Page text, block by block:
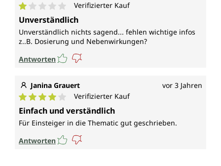
Durchschnittliche Bewertung von 1 von 5 Sternen
Verifizierter Kauf
Unverständlich
Unverständlich nichts sagend... fehlen wichtige infos
z..B. Dosierung und Nebenwirkungen?
Antworten
Janina Grauert vor 3 Jahren
Durchschnittliche Bewertung von 4 von 5 Sternen
Verifizierter Kauf
Einfach und verständlich
Für Einsteiger in die Thematic gut geschrieben.
Antworten